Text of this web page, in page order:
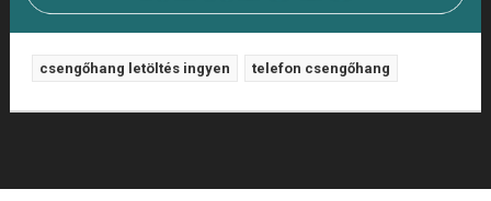
csengőhang letöltés ingyen telefon csengőhang